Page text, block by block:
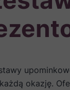
okazję.